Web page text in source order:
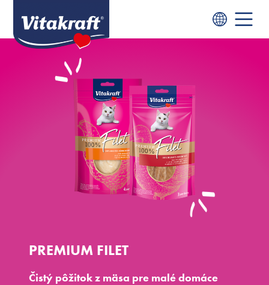
PREMIUM FILET
Čistý pôžitok z mäsa pre malé domáce